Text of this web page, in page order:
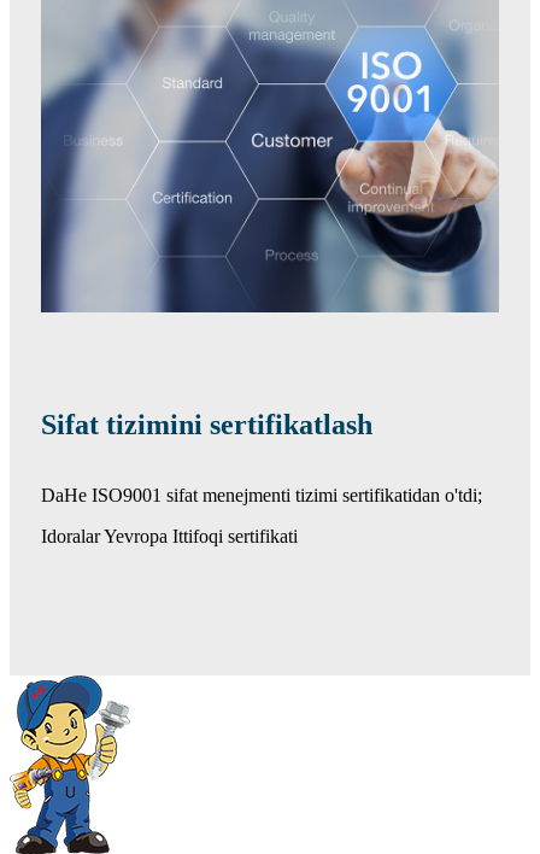
Sifat tizimini sertifikatlash
DaHe ISO9001 sifat menejmenti tizimi sertifikatidan o'tdi;
Idoralar Yevropa Ittifoqi sertifikati